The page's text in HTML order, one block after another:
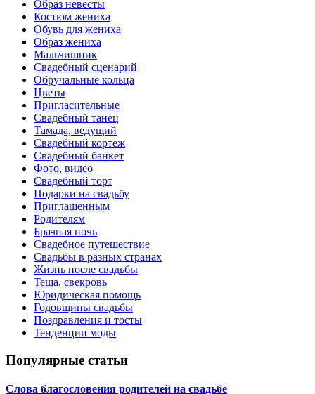
Образ невесты
Костюм жениха
Обувь для жениха
Образ жениха
Мальчишник
Свадебный сценарий
Обручальные кольца
Цветы
Пригласительные
Свадебный танец
Тамада, ведущий
Свадебный кортеж
Свадебный банкет
Фото, видео
Свадебный торт
Подарки на свадьбу
Приглашенным
Родителям
Брачная ночь
Свадебное путешествие
Свадьбы в разных странах
Жизнь после свадьбы
Теща, свекровь
Юридическая помощь
Годовщины свадьбы
Поздравления и тосты
Тенденции моды
Популярные статьи
Слова благословения родителей на свадьбе